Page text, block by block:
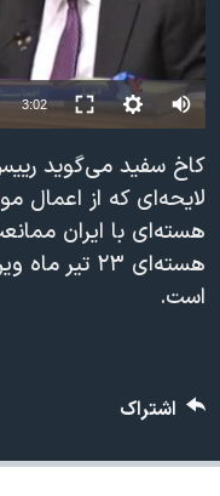
فرهنگ و زندگی
حقوق شهروندی
اقتصادی
علم و فناوری
اسرائیل در جنگ
گالری عکس
مستندها
انتخابات ریاست جمهوری
حمله جمهوری اسلامی به
رمز مهسا
ورزش زنان در ایران
اعتراضات زن، زندگی،
چهل سال گروگان‌گیری
قانون شفافیت دارائی
دنبال کنید
زبانهای مختلف
3:02
کاخ سفید می‌گوید
لایحه‌ای که از اعمال
هسته‌ای با ایران
هسته‌ای ۲۳
است.
اشتراک